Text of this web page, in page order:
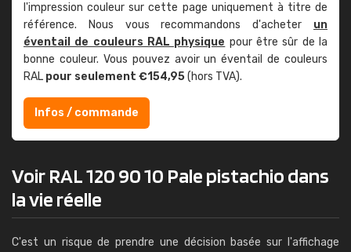
l'impression couleur sur cette page uniquement à titre de
référence. Nous vous recommandons d'acheter un
éventail de couleurs RAL physique pour être sûr de la
bonne couleur. Vous pouvez avoir un éventail de couleurs
RAL pour seulement €154,95(hors TVA).
Infos / commande
Voir RAL 120 90 10 Pale pistachio dans
la vie réelle
C'est un risque de prendre une décision basée sur l'affichage